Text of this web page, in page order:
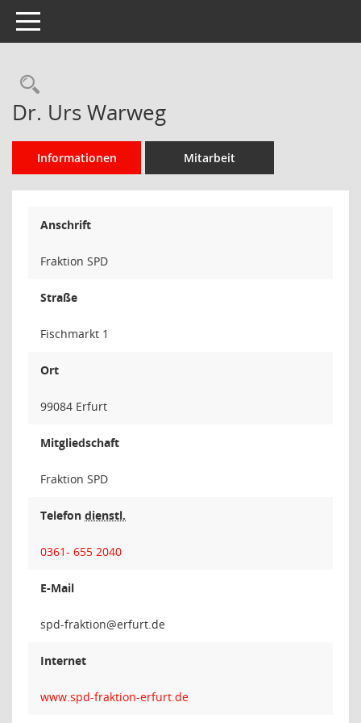
Toggle navigation
Rechercheauswahl
Dr. Urs Warweg
Informationen Mitarbeit
Anschrift
Fraktion SPD
Straße
Fischmarkt 1
Ort
99084 Erfurt
Mitgliedschaft
Fraktion SPD
Telefon dienstl.
0361- 655 2040
E-Mail
noitka
Internet
www.spd-fraktion-erfurt.de